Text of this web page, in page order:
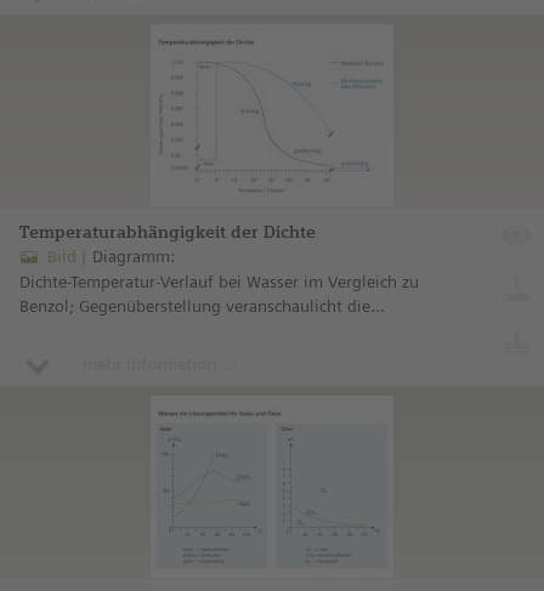
Temperaturabhängigkeit der Dichte
Bild
Diagramm:
Dichte-Temperatur-Verlauf bei Wasser im Vergleich zu
Benzol; Gegenüberstellung veranschaulicht die